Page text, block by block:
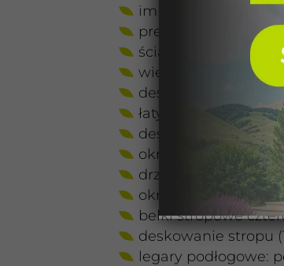
impregnowana
prefabrykowane
ściany działowe
więźba dachowa
deskowanie dachu
łaty i kontrłaty
deski zarynnowe,
okna PCV
drzwi wejściowe
okna dachowe
belki stropowe
deskowanie stropu
legary podłogowe: